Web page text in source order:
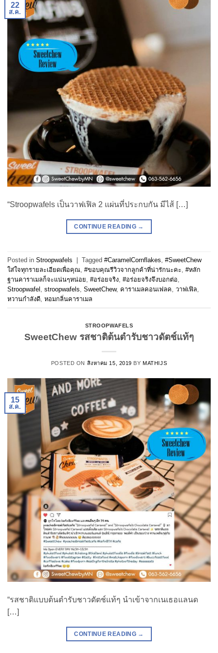
22
ส.ค.
“Stroopwafels เป็นวาฟเฟิล 2 แผ่นที่ประกบกัน มีไส้ […]
CONTINUE READING →
Posted in Stroopwafels | Tagged #CaramelCornflakes #SweetChew
ใส่ใจทุกรายละเอียดเพื่อคุณ #ขอบคุณรีวิวจากลูกค้าที่น่ารักนะคะ #หลัก
ฐานคาราเมลก็จะแน่นๆหน่อย #อร่อยจริง #อร่อยจริงจึงบอกต่อ
Stroopwafel stroopwafels SweetChew, คาราเมลคอนเฟลค วาฟเฟิล
หวานกำลังดี หอมกลิ่นคาราเมล
STROOPWAFELS
SweetChew รสชาติต้นตำรับชาวดัตช์แท้ๆ
POSTED ON สิงหาคม 15, 2019 BYMATHIJS
15
ส.ค.
“รสชาติแบบต้นตำรับชาวดัตช์แท้ๆ นำเข้าจากเนเธอแลนด
[…]
CONTINUE READING →